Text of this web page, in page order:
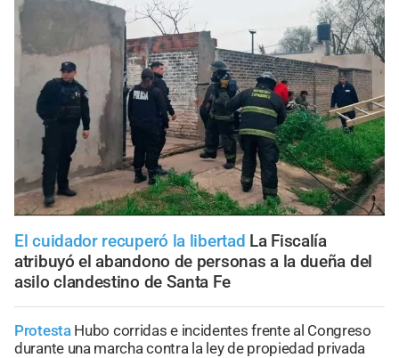
El cuidador recuperó la libertad La Fiscalía
atribuyó el abandono de personas a la dueña del
asilo clandestino de Santa Fe
Protesta Hubo corridas e incidentes frente al Congreso
durante una marcha contra la ley de propiedad privada